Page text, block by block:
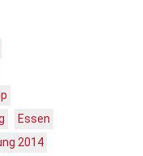
Essen
2014